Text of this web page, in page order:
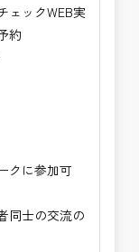
ェックWEB実
約
クに参加可
同士の交流の